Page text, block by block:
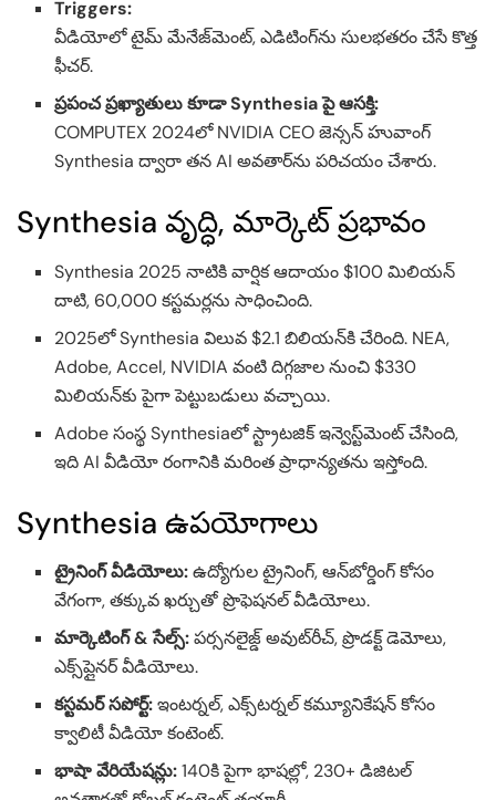
Triggers:
వీడియోలో టైమ్ మేనేజ్‌మెంట్, ఎడిటింగ్‌ను సులభతరం చేసే కొత్త
ఫీచర్.
ప్రపంచ ప్రఖ్యాతులు కూడా Synthesia పై ఆసక్తి:
COMPUTEX 2024లో NVIDIA CEO జెన్సన్ హువాంగ్
Synthesia ద్వారా తన AI అవతార్‌ను పరిచయం చేశారు.
Synthesia వృద్ధి, మార్కెట్ ప్రభావం
Synthesia 2025 నాటికి వార్షిక ఆదాయం $100 మిలియన్
దాటి, 60,000 కస్టమర్లను సాధించింది.
2025లో Synthesia విలువ $2.1 బిలియన్‌కి చేరింది. NEA,
Adobe, Accel, NVIDIA వంటి దిగ్గజాల నుంచి $330
మిలియన్‌కు పైగా పెట్టుబడులు వచ్చాయి.
Adobe సంస్థ Synthesiaలో స్ట్రాటజిక్ ఇన్వెస్ట్‌మెంట్ చేసింది,
ఇది AI వీడియో రంగానికి మరింత ప్రాధాన్యతను ఇస్తోంది.
Synthesia ఉపయోగాలు
ట్రైనింగ్ వీడియోలు:ఉద్యోగుల ట్రైనింగ్, ఆన్‌బోర్డింగ్ కోసం
వేగంగా, తక్కువ ఖర్చుతో ప్రొఫెషనల్ వీడియోలు.
మార్కెటింగ్ & సేల్స్:పర్సనలైజ్డ్ అవుట్‌రీచ్, ప్రొడక్ట్ డెమోలు,
ఎక్స్‌ప్లైనర్ వీడియోలు.
కస్టమర్ సపోర్ట్:ఇంటర్నల్, ఎక్స్‌టర్నల్ కమ్యూనికేషన్ కోసం
క్వాలిటీ వీడియో కంటెంట్.
భాషా వేరియేషన్లు:140కి పైగా భాషల్లో, 230+ డిజిటల్